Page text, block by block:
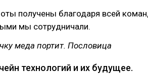
получены благодаря всей
мы сотрудничали.
меда портит. Пословица
технологий и их будущее.